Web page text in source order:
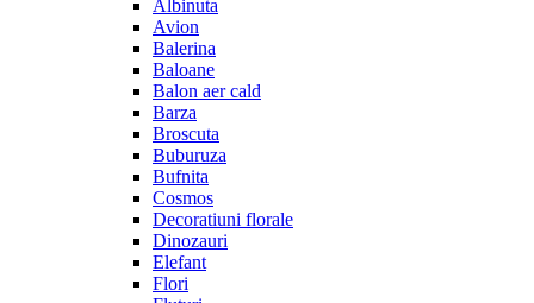
Albinuta
Avion
Balerina
Baloane
Balon aer cald
Barza
Broscuta
Buburuza
Bufnita
Cosmos
Decoratiuni florale
Dinozauri
Elefant
Flori